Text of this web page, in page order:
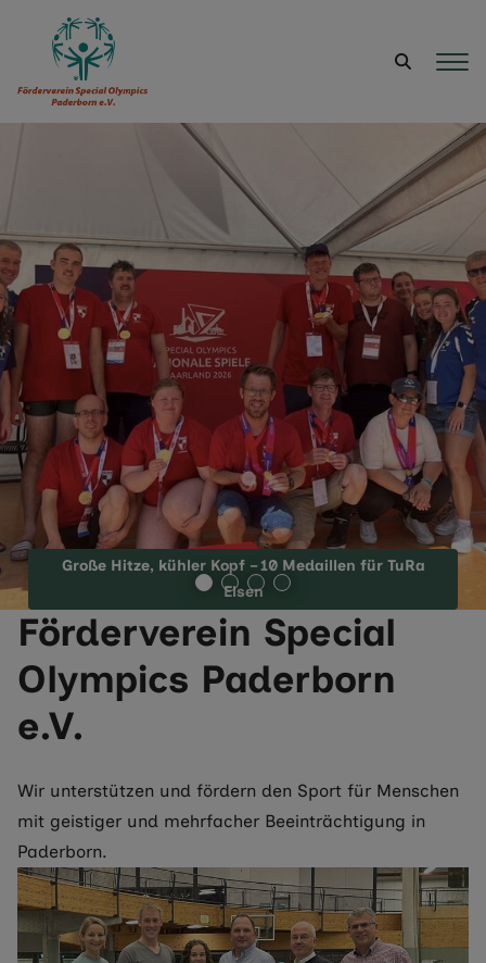
Große Hitze, kühler Kopf – 10 Medaillen für TuRa
Elsen
Förderverein Special
Olympics Paderborn
e.V.
Wir unterstützen und fördern den Sport für Menschen
mit geistiger und mehrfacher Beeinträchtigung in
Paderborn.